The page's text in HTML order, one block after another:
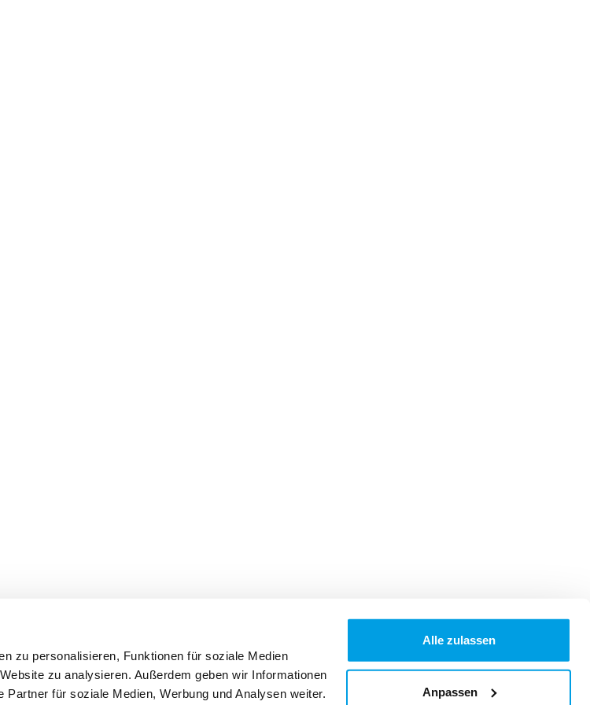
zu personalisieren, Funktionen für soziale Medien
zu analysieren. Außerdem geben wir Informationen
für soziale Medien, Werbung und Analysen weiter.
Alle zulassen
Anpassen